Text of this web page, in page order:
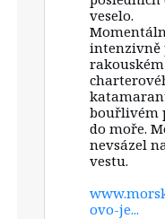
Bluesky
veselo.
intenzivně
bouřlivém
do moře.
nevsázel
vestu.
ovo-je...